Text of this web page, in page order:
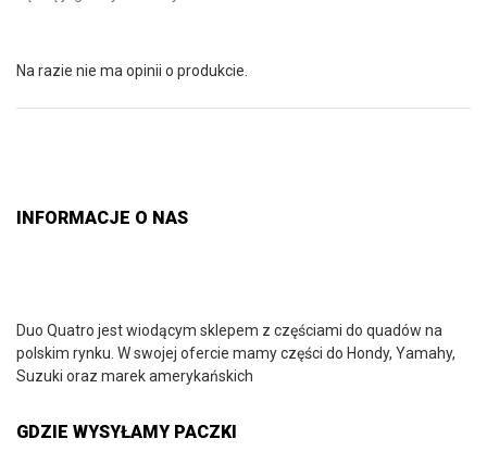
Na razie nie ma opinii o produkcie.
INFORMACJE O NAS
Duo Quatro jest wiodącym sklepem z częściami do quadów na
polskim rynku. W swojej ofercie mamy części do Hondy, Yamahy,
Suzuki oraz marek amerykańskich
GDZIE WYSYŁAMY PACZKI